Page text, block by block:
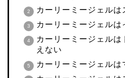
カーリーミージェル
カーリーミージェルは
カーリーミージェル
えない
カーリーミージェル